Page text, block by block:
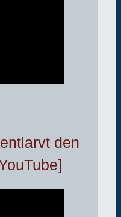
den